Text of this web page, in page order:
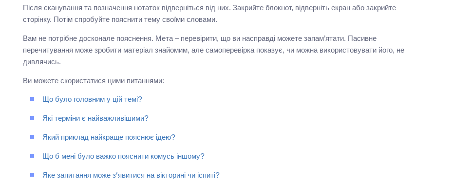
Після сканування та позначення нотаток відверніться від них. Закрийте блокнот, відверніть екран або закрийте
сторінку. Потім спробуйте пояснити тему своїми словами.
Вам не потрібне досконале пояснення. Мета – перевірити, що ви насправді можете запам’ятати. Пасивне
перечитування може зробити матеріал знайомим, але самоперевірка показує, чи можна використовувати його, не
дивлячись.
Ви можете скористатися цими питаннями:
Що було головним у цій темі?
Які терміни є найважливішими?
Який приклад найкраще пояснює ідею?
Що б мені було важко пояснити комусь іншому?
Яке запитання може з’явитися на вікторині чи іспиті?